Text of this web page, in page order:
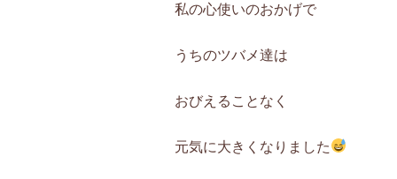
私の心使いのおかげで
うちのツバメ達は
おびえることなく
元気に大きくなりました